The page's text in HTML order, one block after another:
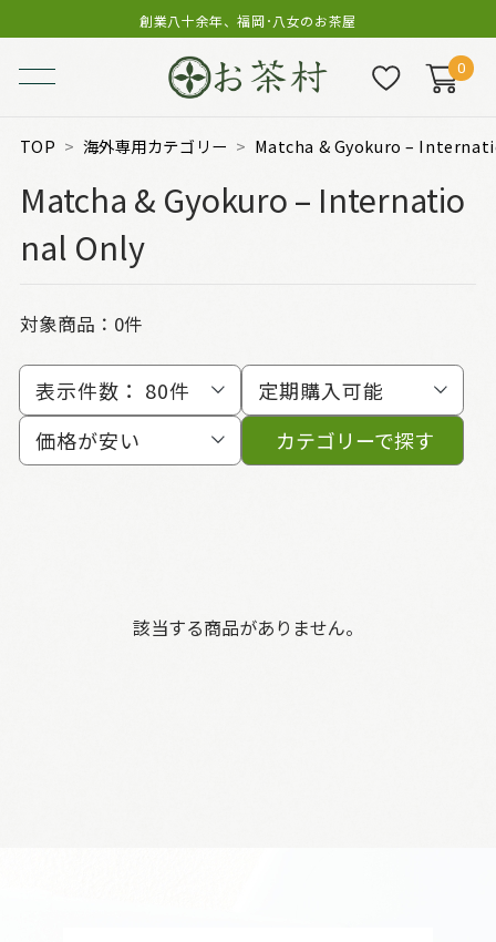
創業八十余年、福岡･八女のお茶屋
0
TOP 海外専用カテゴリー Matcha & Gyokuro –
Matcha & Gyokuro – Internatio
nal Only
対象商品：0件
表示件数： 80件
定期購入可能
価格が安い
カテゴリーで探す
該当する商品がありません。